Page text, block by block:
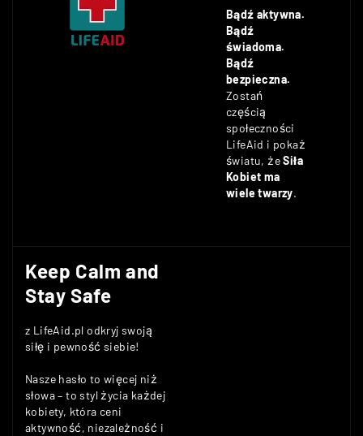
Bądź aktywna.
Bądź
świadoma.
Bądź
bezpieczna.
Zostań
częścią
społeczności
LifeAid i pokaż
światu, żeSiła
Kobiet ma
wiele twarzy.
Keep Calm and
Stay Safe
z LifeAid.pl odkryj swoją
siłę i pewność siebie!
Nasze hasło to więcej niż
słowa – to styl życia każdej
kobiety, która ceni
aktywność, niezależność i